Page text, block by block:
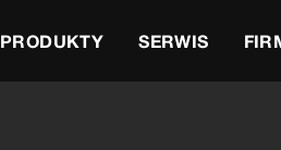
PRODUKTY SERWIS